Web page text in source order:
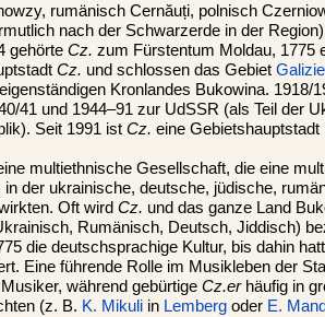
rumänisch Cernăuți, polnisch
nach der Schwarzerde in der
gehörte Cz. zum Fürstentum Moldau, 1775
Cz. und schlossen das Gebiet
Kronlandes Bukowina. 1918/
41 und 1944–91 zur UdSSR (als Teil der
Seit 1991 ist Cz. eine Gebietshauptstadt
multiethnische Gesellschaft, die eine
in der ukrainische, deutsche, jüdische,
Oft wird Cz. und das ganze Land
Rumänisch, Deutsch, Jiddisch)
die deutschsprachige Kultur, bis dahin
Eine führende Rolle im Musikleben der
während gebürtige Cz.erhäufig in
(z. B. K. Mikuli in Lemberg oder E.